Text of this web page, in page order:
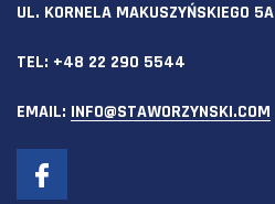
UL. KORNELA MAKUSZYŃSKIEGO 5A
TEL: +48 22 290 5544
EMAIL: INFO@STAWORZYNSKI.COM